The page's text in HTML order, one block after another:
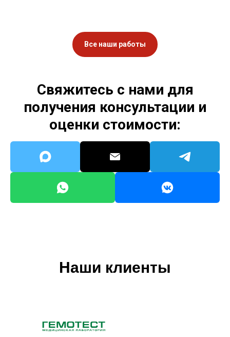
Все наши работы
Свяжитесь с нами для
получения консультации и
оценки стоимости:
Наши клиенты